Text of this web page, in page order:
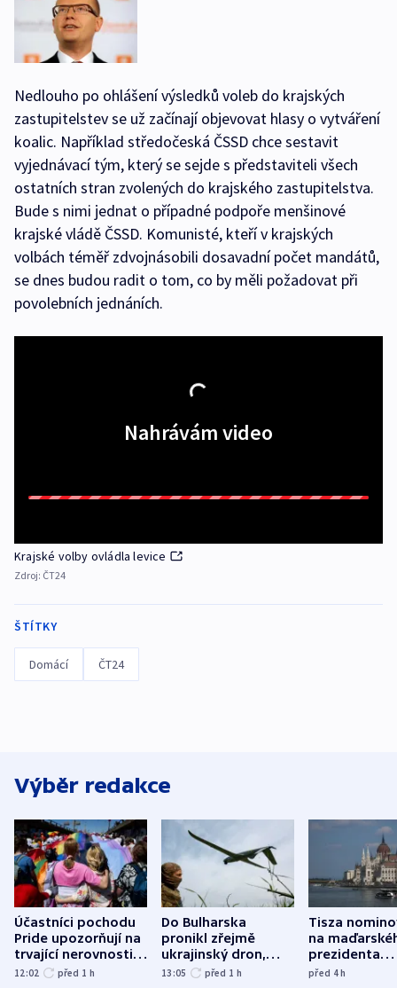
Nedlouho po ohlášení výsledků voleb do krajských
zastupitelstev se už začínají objevovat hlasy o vytváření
koalic. Například středočeská ČSSD chce sestavit
vyjednávací tým, který se sejde s představiteli všech
ostatních stran zvolených do krajského zastupitelstva.
Bude s nimi jednat o případné podpoře menšinové
krajské vládě ČSSD. Komunisté, kteří v krajských
volbách téměř zdvojnásobili dosavadní počet mandátů,
se dnes budou radit o tom, co by měli požadovat při
povolebních jednáních.
Nahrávám video
Krajské volby ovládla levice
Zdroj: ČT24
ŠTÍTKY
Domácí ČT24
Výběr redakce
Účastníci pochodu
Pride upozorňují na
trvající nerovnosti i
společenskou
12:02 před 1 h
Do Bulharska
pronikl zřejmě
ukrajinský dron,
explodoval kilometr
13:05 před 1 h
Tisza
na
prezidenta
bývalého
před 4h